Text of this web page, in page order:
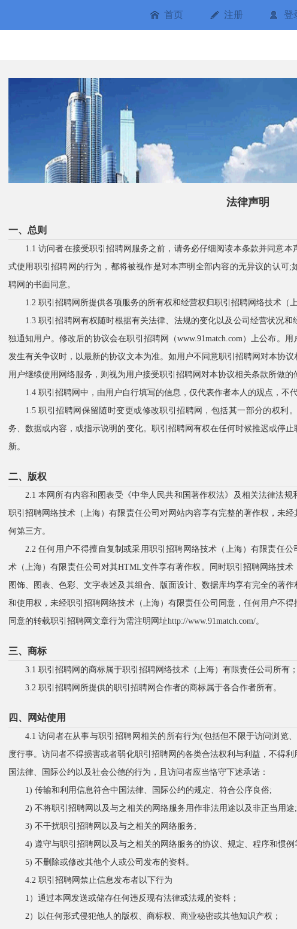
首页 注册 登
法律声明
一、总则
1.1 访问者在接受职引招聘网服务之前，请务必仔细阅读本条款并同意
式使用职引招聘网的行为，都将被视作是对本声明全部内容的无异议的认可
聘网的书面同意。
1.2 职引招聘网所提供各项服务的所有权和经营权归职引招聘网络技术（
1.3 职引招聘网有权随时根据有关法律、法规的变化以及公司经营状况
独通知用户。修改后的协议会在职引招聘网（www.91match.com）上公布。
发生有关争议时，以最新的协议文本为准。如用户不同意职引招聘网对本协
用户继续使用网络服务，则视为用户接受职引招聘网对本协议相关条款所做的
1.4 职引招聘网中，由用户自行填写的信息，仅代表作者本人的观点，不
1.5 职引招聘网保留随时变更或修改职引招聘网，包括其一部分的权利
务、数据或内容，或指示说明的变化。职引招聘网有权在任何时候推迟或停
新。
二、版权
2.1 本网所有内容和图表受《中华人民共和国著作权法》及相关法律法规
职引招聘网络技术（上海）有限责任公司对网站内容享有完整的著作权，未
何第三方。
2.2 任何用户不得擅自复制或采用职引招聘网络技术（上海）有限责任
术（上海）有限责任公司对其HTML文件享有著作权。同时职引招聘网络技术
图饰、图表、色彩、文字表述及其组合、版面设计、数据库均享有完全的著
和使用权，未经职引招聘网络技术（上海）有限责任公司同意，任何用户不
同意的转载职引招聘网文章行为需注明网址http://www.91match.com/。
三、商标
3.1 职引招聘网的商标属于职引招聘网络技术（上海）有限责任公司所有；
3.2 职引招聘网所提供的职引招聘网合作者的商标属于各合作者所有。
四、网站使用
4.1 访问者在从事与职引招聘网相关的所有行为(包括但不限于访问浏览
度行事。访问者不得损害或者弱化职引招聘网的各类合法权利与利益，不得
国法律、国际公约以及社会公德的行为，且访问者应当恪守下述承诺：
1) 传输和利用信息符合中国法律、国际公约的规定、符合公序良俗;
2) 不将职引招聘网以及与之相关的网络服务用作非法用途以及非正当用途;
3) 不干扰职引招聘网以及与之相关的网络服务;
4) 遵守与职引招聘网以及与之相关的网络服务的协议、规定、程序和惯例
5) 不删除或修改其他个人或公司发布的资料。
4.2 职引招聘网禁止信息发布者以下行为
1）通过本网发送或储存任何违反现有法律或法规的资料；
2）以任何形式侵犯他人的版权、商标权、商业秘密或其他知识产权；